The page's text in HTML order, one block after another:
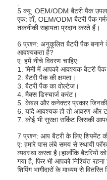
5 क्यू: OEM/ODM बैटरी पैक
एक: हाँ, OEM/ODM बैटरी पैक
तकनीकी सहायता प्रदान करते हैं।
6 प्रश्न: अनुकूलित बैटरी पैक बनाने
आवश्यकता है?
ए: हमें नीचे विवरण चाहिए:
1. मिमी में आपको आवश्यक बैटरी
2. बैटरी पैक की क्षमता।
3. बैटरी पैक का वोल्टेज।
4. मैक्स डिस्चार्ज करंट।
5. केबल और कनेक्टर प्रकार
6. यदि आवश्यक हो तो आवरण और
7. कोई भी सुरक्षा सर्किट जिसकी
7 प्रश्न: आप बैटरी के लिए शिपमेंट
ए: हमारे पास लंबे समय से स्थायी
व्यवस्था करता है।हालाँकि बैटरियों
गया है, फिर भी आपको निश्चिंत रहना
शिपिंग भागीदारों के माध्यम से वितरित